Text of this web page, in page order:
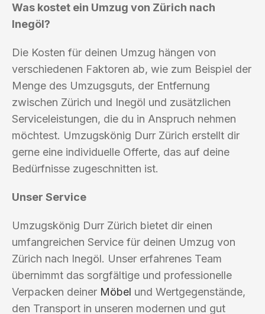
Was kostet ein Umzug von Zürich nach
Inegöl?
Die Kosten für deinen Umzug hängen von
verschiedenen Faktoren ab, wie zum Beispiel der
Menge des Umzugsguts, der Entfernung
zwischen Zürich und Inegöl und zusätzlichen
Serviceleistungen, die du in Anspruch nehmen
möchtest. Umzugskönig Durr Zürich erstellt dir
gerne eine individuelle Offerte, das auf deine
Bedürfnisse zugeschnitten ist.
Unser Service
Umzugskönig Durr Zürich bietet dir einen
umfangreichen Service für deinen Umzug von
Zürich nach Inegöl. Unser erfahrenes Team
übernimmt das sorgfältige und professionelle
Verpacken deiner Möbel und Wertgegenstände,
den Transport in unseren modernen und gut